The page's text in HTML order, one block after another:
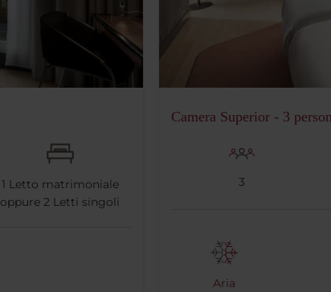
1 Letto matrimoniale
oppure2 Letti singoli
Camera Superior - 3
3
Aria